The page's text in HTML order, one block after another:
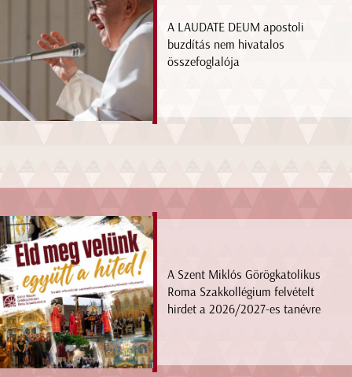
A LAUDATE DEUM apostoli
buzdítás nem hivatalos
összefoglalója
A Szent Miklós Görögkatolikus
Roma Szakkollégium felvételt
hirdet a 2026/2027-es tanévre